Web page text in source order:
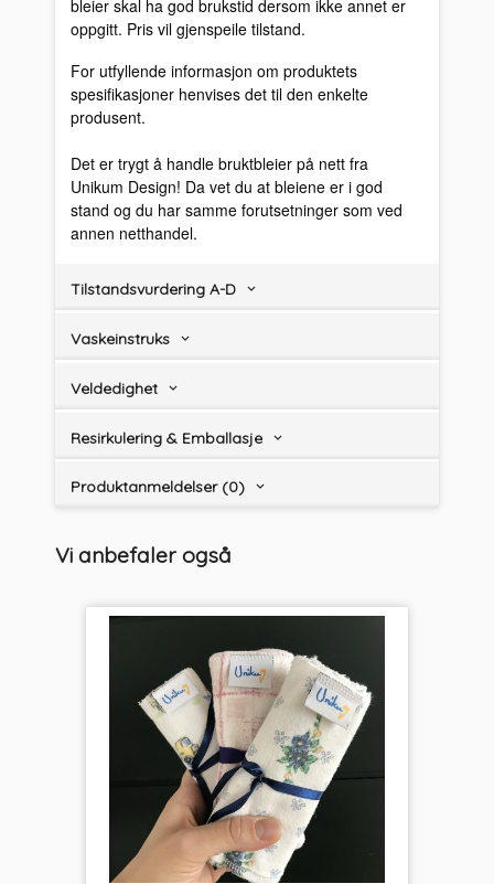
bleier skal ha god brukstid dersom ikke annet er
oppgitt. Pris vil gjenspeile tilstand.
For utfyllende informasjon om produktets
spesifikasjoner henvises det til den enkelte
produsent.
Det er trygt å handle bruktbleier på nett fra
Unikum Design! Da vet du at bleiene er i god
stand og du har samme forutsetninger som ved
annen netthandel.
Tilstandsvurdering A-D
Vaskeinstruks
Veldedighet
Resirkulering & Emballasje
Produktanmeldelser (0)
Vi anbefaler også